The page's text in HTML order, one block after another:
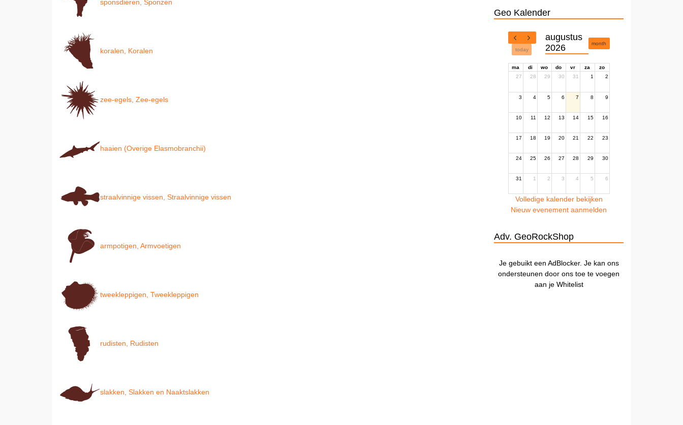
sponsdieren, Sponzen
koralen, Koralen
zee-egels, Zee-egels
haaien (Overige Elasmobranchii)
straalvinnige vissen, Straalvinnige vissen
armpotigen, Armvoetigen
tweekleppigen, Tweekleppigen
rudisten, Rudisten
slakken, Slakken en Naaktslakken
Geo Kalender
today
augustus
2026
month
ma di wo do vr za
zo
27
28 29 30 31 1 2
3 4 5 6 7 8 9
10 11 12 13 14 15 16
17 18 19 20 21 22 23
24 25 26 27 28 29 30
31 1 2 3 4 5 6
Volledige kalender bekijken
Nieuw evenement aanmelden
Adv. GeoRockShop
Je gebuikt een AdBlocker. Je kan ons
ondersteunen door ons toe te voegen
aan je Whitelist